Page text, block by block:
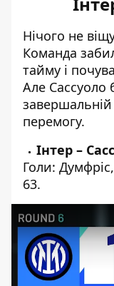
Нічого не
Команда
тайму і
Але Сассуоло
завершальній
перемогу.
Інтер –
Голи:
63.